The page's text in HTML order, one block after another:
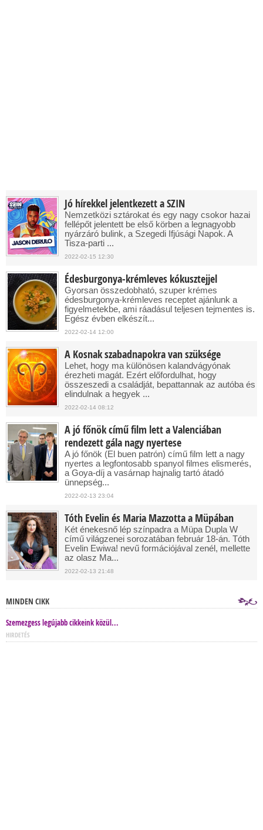
Jó hírekkel jelentkezett a SZIN
Nemzetközi sztárokat és egy nagy csokor hazai
fellépőt jelentett be első körben a legnagyobb
nyárzáró bulink, a Szegedi Ifjúsági Napok. A
Tisza-parti ...
2022-02-15 12:30
Édesburgonya-krémleves kókusztejjel
Gyorsan összedobható, szuper krémes
édesburgonya-krémleves receptet ajánlunk a
figyelmetekbe, ami ráadásul teljesen tejmentes is.
Egész évben elkészít...
2022-02-14 12:00
A Kosnak szabadnapokra van szüksége
Lehet, hogy ma különösen kalandvágyónak
érezheti magát. Ezért előfordulhat, hogy
összeszedi a családját, bepattannak az autóba és
elindulnak a hegyek ...
2022-02-14 08:12
A jó főnök című film lett a Valenciában
rendezett gála nagy nyertese
A jó főnök (El buen patrón) című film lett a nagy
nyertes a legfontosabb spanyol filmes elismerés,
a Goya-díj a vasárnap hajnalig tartó átadó
ünnepség...
2022-02-13 23:04
Tóth Evelin és Maria Mazzotta a Müpában
Két énekesnő lép színpadra a Müpa Dupla W
című világzenei sorozatában február 18-án. Tóth
Evelin Ewiwa! nevű formációjával zenél, mellette
az olasz Ma...
2022-02-13 21:48
MINDEN CIKK
Szemezgess legújabb cikkeink közül...
HIRDETÉS